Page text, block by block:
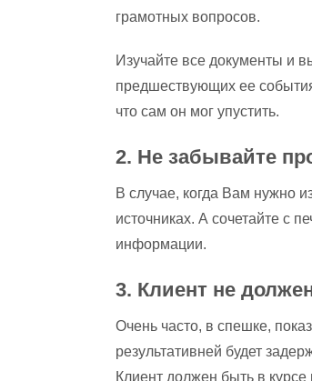
грамотных вопросов.
Изучайте все документы и
предшествующих ее
что сам он мог упустить.
2. Не забывайте
В случае, когда Вам нужно
источниках. А сочетайте с
информации.
3. Клиент не
Очень часто, в спешке,
результативней будет
Клиент должен быть в